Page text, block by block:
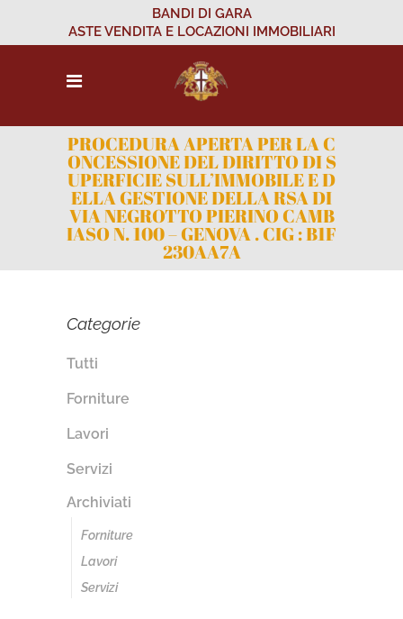
BANDI DI GARA
ASTE VENDITA E LOCAZIONI IMMOBILIARI
PROCEDURA APERTA PER LA C
ONCESSIONE DEL DIRITTO DI S
UPERFICIE SULL’IMMOBILE E D
ELLA GESTIONE DELLA RSA DI
VIA NEGROTTO PIERINO CAMB
IASO N. 100 – GENOVA . CIG : B1F
230AA7A
Categorie
Tutti
Forniture
Lavori
Servizi
Archiviati
Forniture
Lavori
Servizi